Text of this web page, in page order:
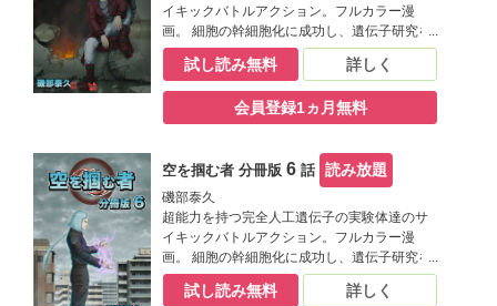
イキックバトルアクション。フルカラー漫
画。 細胞の幹細胞化に成功し、遺伝子研究を
飛躍的に進めた十曜化学製薬。遺伝子の解明
によって知能、運動能力、共感性等、人の能
力を高める事ができ、ついには超能力を持つ
遺伝子まで開発した。十曜化学製薬の研究は
目指すものとなりつつある。 十曜化学製薬に
造られた完全人工遺伝子の実験体で超能力を
持つ青年クロウ。彼はある日、もう一人の自
分の存在を感じようになる。
試し読み無料 詳しく
会員登録1ヵ月無料
空を掴む者 分冊版6話 読み放題
磯部泰久
超能力を持つ完全人工遺伝子の実験体達のサ
イキックバトルアクション。フルカラー漫
画。 細胞の幹細胞化に成功し、遺伝子研究を
飛躍的に進めた十曜化学製薬。遺伝子の解明
によって知能、運動能力、共感性等、人の能
試し読み無料 詳しく